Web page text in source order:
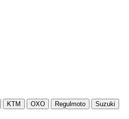
KTM OXO Regulmoto
Suzuki